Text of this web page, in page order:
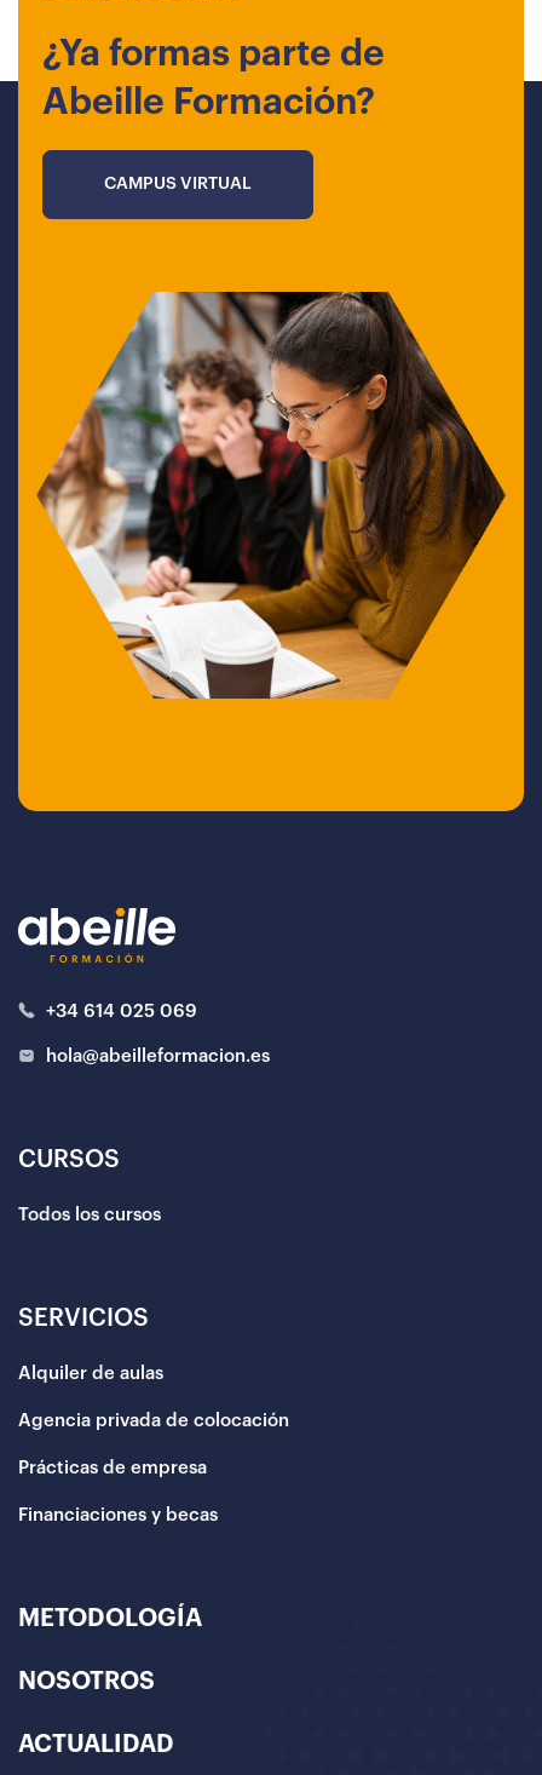
¿Ya formas parte de
Abeille Formación?
CAMPUS VIRTUAL
+34 614 025 069
hola@abeilleformacion.es
CURSOS
Todos los cursos
SERVICIOS
Alquiler de aulas
Agencia privada de colocación
Prácticas de empresa
Financiaciones y becas
METODOLOGÍA
NOSOTROS
ACTUALIDAD